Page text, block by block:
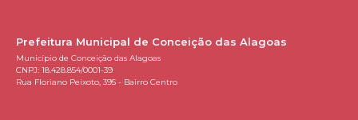
Prefeitura Municipal de Conceição das Alagoas
Município de Conceição das Alagoas
CNPJ: 18.428.854/0001-39
Rua Floriano Peixoto, 395 - Bairro Centro